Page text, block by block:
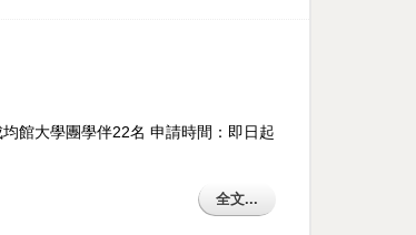
館大學團學伴22名 申請時間：即日起
全文...